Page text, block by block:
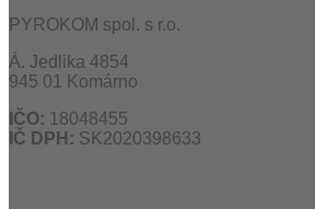
PYROKOM spol. s r.o.
Á. Jedlika 4854
945 01 Komárno
IČO: 18048455
IČ DPH: SK2020398633